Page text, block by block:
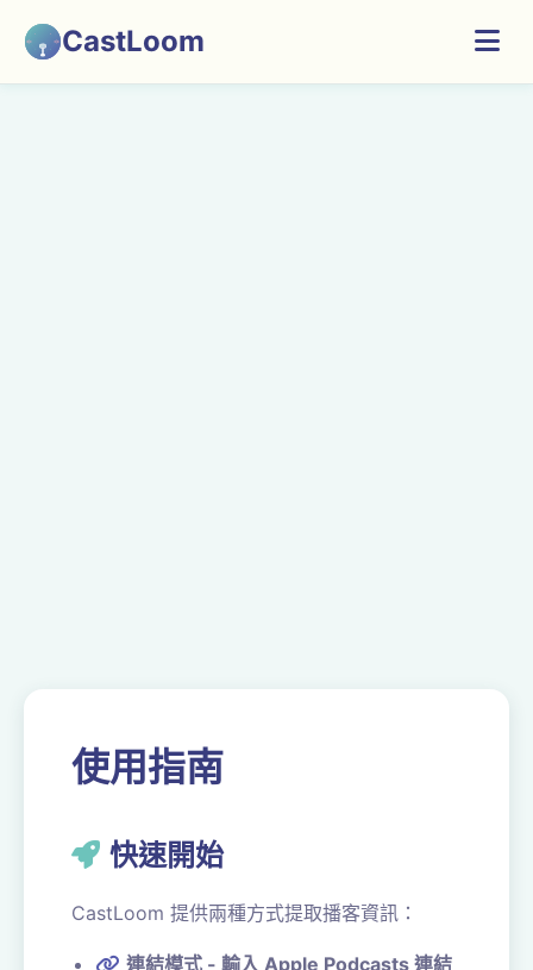
CastLoom
使用指南
快速開始
CastLoom 提供兩種方式提取播客資訊：
連結模式 - 輸入 Apple Podcasts 連結